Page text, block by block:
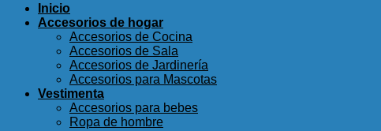
Inicio
Accesorios de hogar
Accesorios de Cocina
Accesorios de Sala
Accesorios de Jardinería
Accesorios para Mascotas
Vestimenta
Accesorios para bebes
Ropa de hombre